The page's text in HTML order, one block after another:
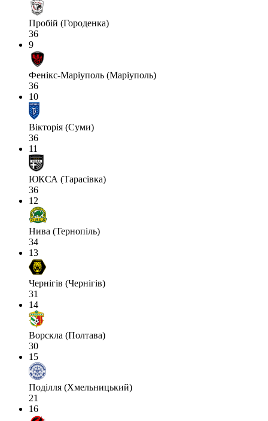
Пробій (Городенка)
36
9
Фенікс-Маріуполь (Маріуполь)
36
10
Вікторія (Суми)
36
11
ЮКСА (Тарасівка)
36
12
Нива (Тернопіль)
34
13
Чернігів (Чернігів)
31
14
Ворскла (Полтава)
30
15
Поділля (Хмельницький)
21
16